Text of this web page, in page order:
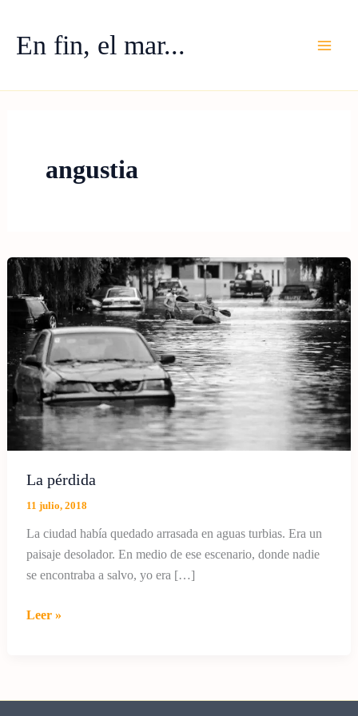
contenido
En fin, el mar...
angustia
La pérdida
11 julio, 2018
La ciudad había quedado arrasada en aguas turbias. Era un
paisaje desolador. En medio de ese escenario, donde nadie
se encontraba a salvo, yo era […]
La
Leer »